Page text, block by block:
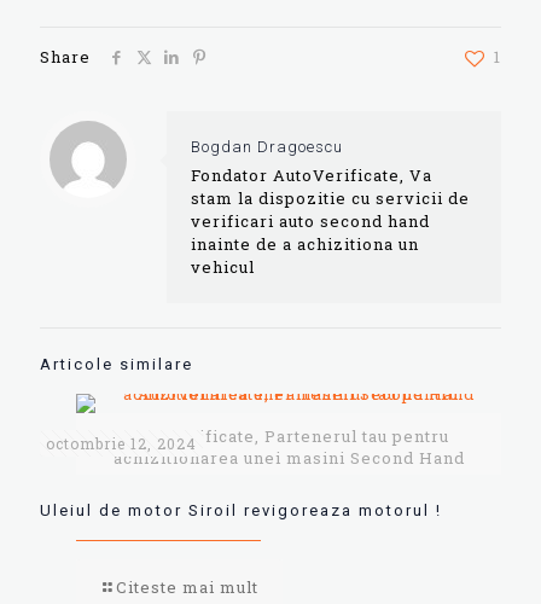
Share 1
Bogdan Dragoescu
Fondator AutoVerificate, Va
stam la dispozitie cu servicii de
verificari auto second hand
inainte de a achizitiona un
vehicul
Articole similare
AutoVerificate, Partenerul tau pentru
achizitionarea unei masini Second Hand
octombrie 12, 2024
Uleiul de motor Siroil revigoreaza motorul !
Citeste mai mult